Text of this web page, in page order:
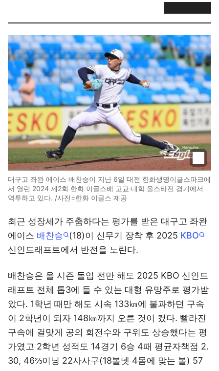
대구고 좌완 에이스 배찬승이 지난 6일 대전 한화생명이글스파크에
서 열린 2024 제2회 한화 이글스배 고교·대학 올스타전 경기에서
역투하고 있다. /사진=한화 이글스 제공
최근 성장세가 주춤하다는 평가를 받은 대구고 좌완
에이스 배찬승 (18)이 신무기 장착 후 2025 KBO
신인드래프트에서 반전을 노린다.
배찬승은 올 시즌 돌입 전만 해도 2025 KBO 신인드
래프트 전체 톱3에 들 수 있는 대형 유망주로 평가받
았다. 1학년 때만 해도 시속 133㎞에 불과하던 구속
이 2학년이 되자 148㎞까지 오른 것이 컸다. 빨라진
구속에 걸맞게 공의 회전수와 구위도 상승했다는 평
가였고 2학년 성적도 14경기 6승 4패 평균자책점 2.
30, 46⅔이닝 22사사구(18볼넷 4몸에 맞는 볼) 57